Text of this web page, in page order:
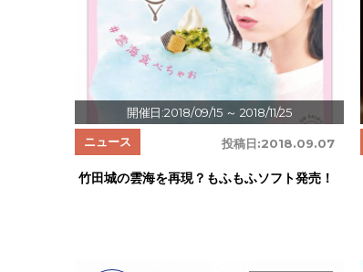
開催日:2018/09/15 ～ 2018/11/25
投稿日:2018.09.07
ニュース
竹田城の雲海を再現？もふもふソフト発売！